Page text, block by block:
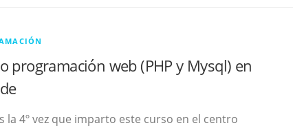
programación web (PHP y Mysql) en
la 4º vez que imparto este curso en el centro